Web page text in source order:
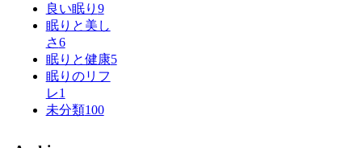
良い眠り 9
眠りと美し
さ6
眠りと健康5
眠りのリフ
レ1
未分類100